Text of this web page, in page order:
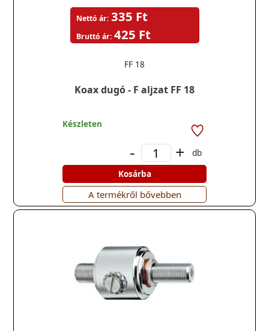
Koax dugó - F aljzat FF 18
FF 18
Nettó ár: 335 Ft
Bruttó ár: 425 Ft
Készleten
- +
db
Kosárba
A termékről bővebben